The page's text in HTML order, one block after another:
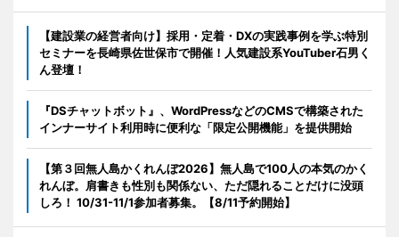
【建設業の経営者向け】採用・定着・DXの実践事例を学ぶ特別
セミナーを長崎県佐世保市で開催！人気建設系YouTuber石男く
ん登壇！
『DSチャットボット』、WordPressなどのCMSで構築された
インナーサイト利用時に便利な「限定公開機能」を提供開始
【第３回無人島かくれんぼ2026】無人島で100人の本気のかく
れんぼ。肩書きも性別も関係ない、ただ隠れることだけに没頭
しろ！ 10/31-11/1参加者募集。【8/11予約開始】